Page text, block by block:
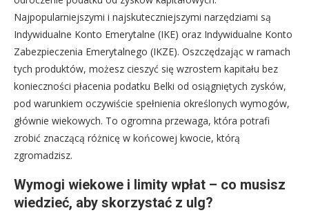
Najpopularniejszymi i najskuteczniejszymi narzędziami są
Indywidualne Konto Emerytalne (IKE) oraz Indywidualne Konto
Zabezpieczenia Emerytalnego (IKZE). Oszczędzając w ramach
tych produktów, możesz cieszyć się wzrostem kapitału bez
konieczności płacenia podatku Belki od osiągniętych zysków,
pod warunkiem oczywiście spełnienia określonych wymogów,
głównie wiekowych. To ogromna przewaga, która potrafi
zrobić znaczącą różnicę w końcowej kwocie, którą
zgromadzisz.
Wymogi wiekowe i limity wpłat – co musisz
wiedzieć, aby skorzystać z ulg?